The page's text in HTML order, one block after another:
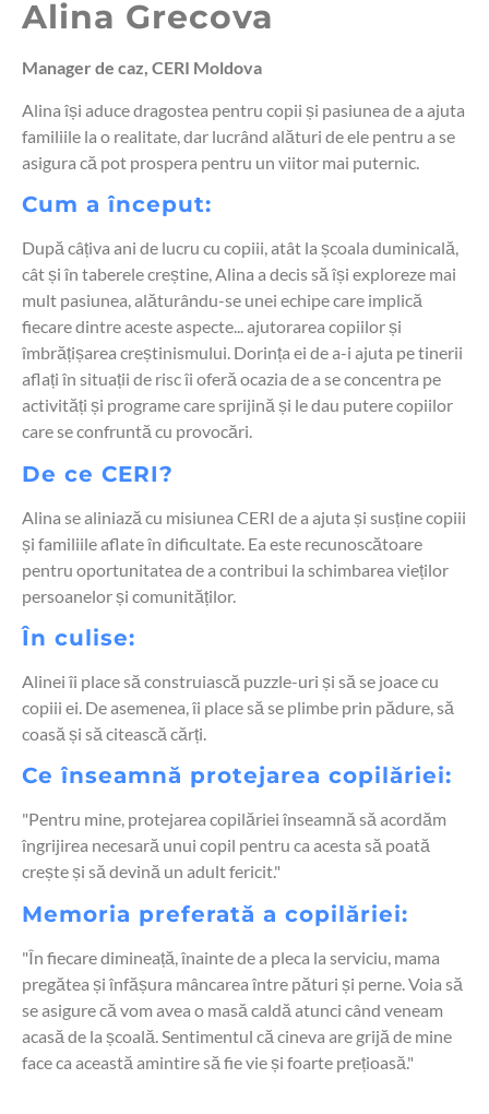
Alina Grecova
Manager de caz, CERI Moldova
Alina își aduce dragostea pentru copii și pasiunea de a ajuta
familiile la o realitate, dar lucrând alături de ele pentru a se
asigura că pot prospera pentru un viitor mai puternic.
Cum a început:
După câțiva ani de lucru cu copiii, atât la școala duminicală,
cât și în taberele creștine, Alina a decis să își exploreze mai
mult pasiunea, alăturându-se unei echipe care implică
fiecare dintre aceste aspecte... ajutorarea copiilor și
îmbrățișarea creștinismului. Dorința ei de a-i ajuta pe tinerii
aflați în situații de risc îi oferă ocazia de a se concentra pe
activități și programe care sprijină și le dau putere copiilor
care se confruntă cu provocări.
De ce CERI?
Alina se aliniază cu misiunea CERI de a ajuta și susține copiii
și familiile aflate în dificultate. Ea este recunoscătoare
pentru oportunitatea de a contribui la schimbarea vieților
persoanelor și comunităților.
În culise:
Alinei îi place să construiască puzzle-uri și să se joace cu
copiii ei. De asemenea, îi place să se plimbe prin pădure, să
coasă și să citească cărți.
Ce înseamnă protejarea copilăriei:
"Pentru mine, protejarea copilăriei înseamnă să acordăm
îngrijirea necesară unui copil pentru ca acesta să poată
crește și să devină un adult fericit."
Memoria preferată a copilăriei:
"În fiecare dimineață, înainte de a pleca la serviciu, mama
pregătea și înfășura mâncarea între pături și perne. Voia să
se asigure că vom avea o masă caldă atunci când veneam
acasă de la școală. Sentimentul că cineva are grijă de mine
face ca această amintire să fie vie și foarte prețioasă."